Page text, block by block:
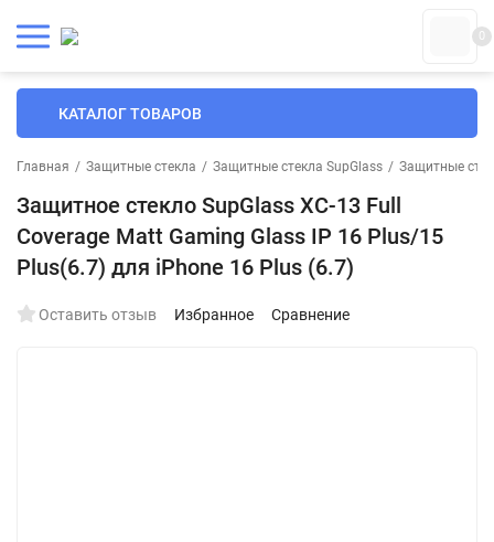
0
КАТАЛОГ ТОВАРОВ
Главная / Защитные стекла / Защитные стекла SupGlass / Защитные
Защитное стекло SupGlass XC-13 Full
Coverage Matt Gaming Glass IP 16 Plus/15
Plus(6.7) для iPhone 16 Plus (6.7)
Оставить отзыв Избранное Сравнение